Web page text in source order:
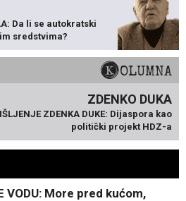
Da li se autokratski
sredstvima?
KOLUMNA
ZDENKO DUKA
ZDENKA DUKE: Dijaspora kao
politički projekt HDZ-a
VODU: More pred kućom,